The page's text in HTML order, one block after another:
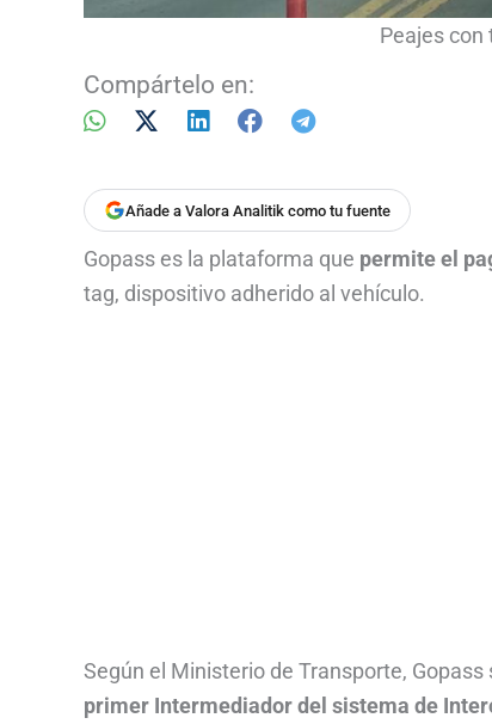
Peajes con
Compártelo en:
Añade a Valora Analitik como tu fuente
Gopass es la plataforma que permite el
tag, dispositivo adherido al vehículo.
Según el Ministerio de Transporte,
primer Intermediador del sistema de